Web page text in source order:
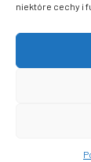
niektóre cechy i